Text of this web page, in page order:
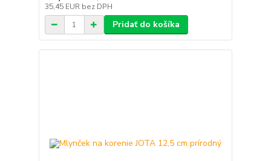
35,45 EUR bez DPH
Pridať do košíka